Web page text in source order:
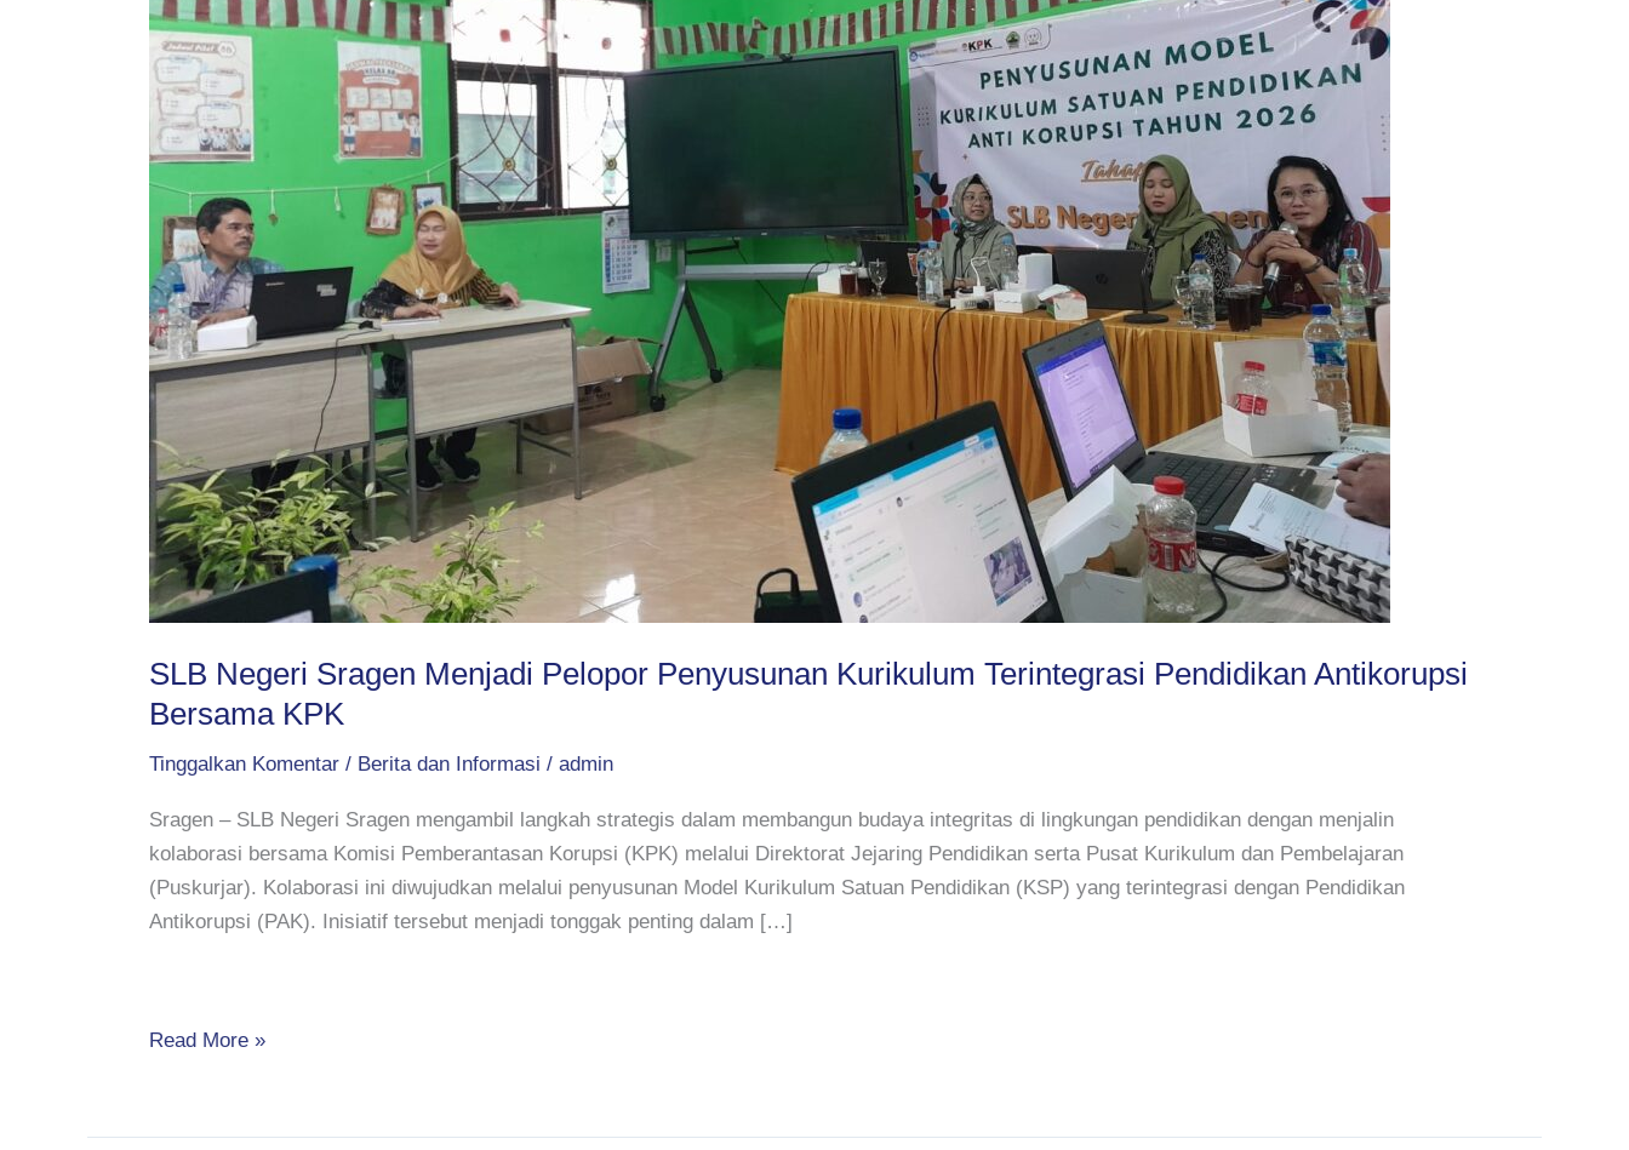
SLB Negeri Sragen Menjadi Pelopor Penyusunan Kurikulum Terintegrasi Pendidikan Antikorupsi
Bersama KPK
Tinggalkan Komentar / Berita dan Informasi / admin
Sragen – SLB Negeri Sragen mengambil langkah strategis dalam membangun budaya integritas di lingkungan pendidikan dengan menjalin
kolaborasi bersama Komisi Pemberantasan Korupsi (KPK) melalui Direktorat Jejaring Pendidikan serta Pusat Kurikulum dan Pembelajaran
(Puskurjar). Kolaborasi ini diwujudkan melalui penyusunan Model Kurikulum Satuan Pendidikan (KSP) yang terintegrasi dengan Pendidikan
Antikorupsi (PAK). Inisiatif tersebut menjadi tonggak penting dalam […]
Antikorupsi
Bersama
KPK
Read More »